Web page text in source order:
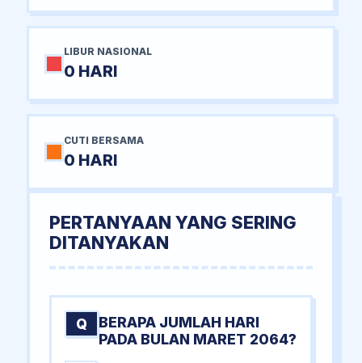
LIBUR NASIONAL
0 HARI
CUTI BERSAMA
0 HARI
PERTANYAAN YANG SERING
DITANYAKAN
Q
BERAPA JUMLAH HARI
PADA BULAN MARET 2064?